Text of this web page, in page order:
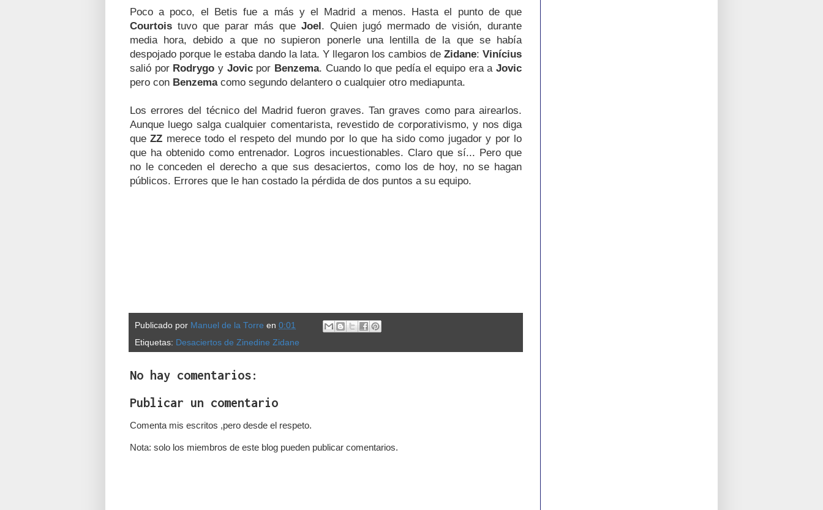
Poco a poco, el Betis fue a más y el Madrid a menos. Hasta el punto de que
Courtois tuvo que parar más que Joel. Quien jugó mermado de visión, durante
media hora, debido a que no supieron ponerle una lentilla de la que se había
despojado porque le estaba dando la lata. Y llegaron los cambios de Zidane: Vinícius
salió por Rodrygoy Jovicpor Benzema. Cuando lo que pedía el equipo era aJovic
pero con Benzemacomo segundo delantero o cualquier otro mediapunta.
Los errores del técnico del Madrid fueron graves. Tan graves como para airearlos.
Aunque luego salga cualquier comentarista, revestido de corporativismo, y nos diga
queZZ merece todo el respeto del mundo por lo que ha sido como jugador y por lo
que ha obtenido como entrenador. Logros incuestionables. Claro que sí... Pero que
no le conceden el derecho a que sus desaciertos, como los de hoy, no se hagan
públicos. Errores que le han costado la pérdida de dos puntos a su equipo.
Publicado por Manuel de la Torre en 0:01
Etiquetas: Desaciertos de Zinedine Zidane
No hay comentarios:
Publicar un comentario
Comenta mis escritos ,pero desde el respeto.
Nota: solo los miembros de este blog pueden publicar comentarios.